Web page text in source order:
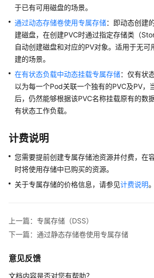
节
点
节
点
工
作
负
度
网
储
储
概
于已有可用磁盘的场景。
通过动态存储卷使用专属存储：即动态创建
建磁盘，在创建PVC时通过指定存储类（
自动创建磁盘和对应的PV对象。适用于无可
建的场景。
在有状态负载中动态挂载专属存储：仅有状
以为每一个Pod关联一个独有的PVC及PV，
后，仍然能够根据该PVC名称挂载原有的数
有状态工作负载。
计费说明
您需要提前创建专属存储池资源并付费，在
时将使用存储中已购买的资源。
关于专属存储的价格信息，请参见计费说明。
上一篇：专属存储（DSS）
下一篇：通过静态存储卷使用专属存储
意见反馈
文档内容是否对您有帮助？